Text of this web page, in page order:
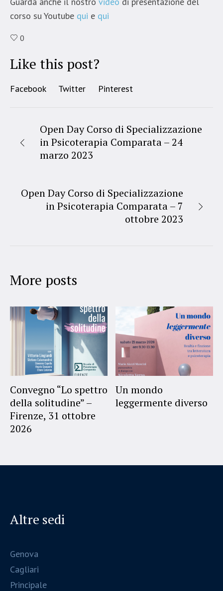
corso su Youtube qui e qui
0
Like this post?
Facebook Twitter Pinterest
Open Day Corso di Specializzazione
in Psicoterapia Comparata – 24
marzo 2023
Open Day Corso di Specializzazione
in Psicoterapia Comparata – 7
ottobre 2023
More posts
Convegno “Lo spettro
della solitudine” –
Firenze, 31 ottobre
2026
Un mondo
leggermente diverso
Altre sedi
Genova
Cagliari
Principale